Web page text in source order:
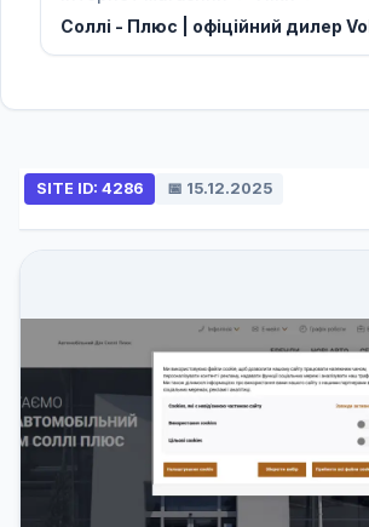
Соллі - Плюс | офіційний дилер
SITE ID: 4286 📅 15.12.2025